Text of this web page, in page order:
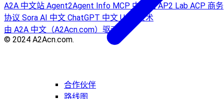
合作伙伴
路线图
A2A 中文站 Agent2Agent Info MCP 中文站AP2 Lab ACP 商务
协议 Sora AI 中文 ChatGPT 中文 UCP 技术
由 A2A 中文（A2Acn.com）驱动
© 2024 A2Acn.com.